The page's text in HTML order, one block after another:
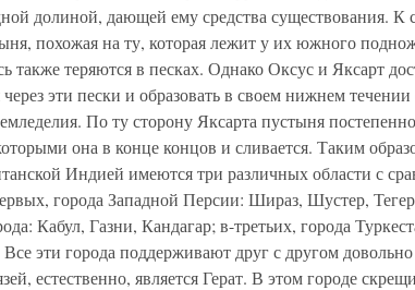
долиной, дающей ему средства существования. К
похожая на ту, которая лежит у их южного
также теряются в песках. Однако Оксус и Яксарт
эти пески и образовать в своем нижнем
По ту сторону Яксарта пустыня
она в конце концов и сливается. Таким
Индией имеются три различных области с
города Западной Персии: Шираз, Шустер,
Кабул, Газни, Кандагар; в-третьих, города
эти города поддерживают друг с другом
естественно, является Герат. В этом городе